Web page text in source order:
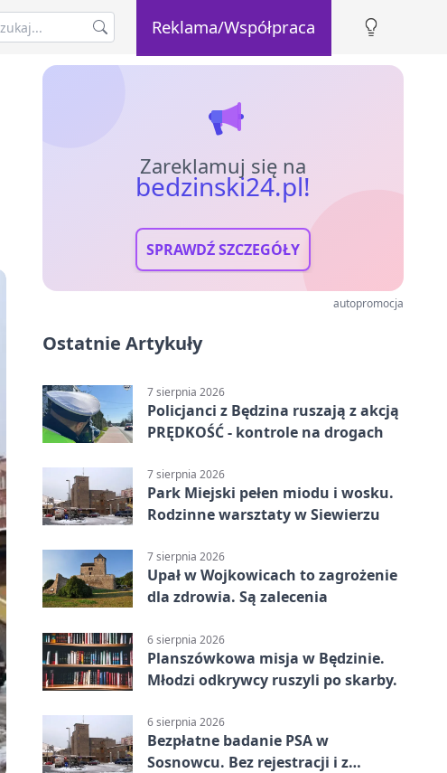
Reklama/Współpraca
Zareklamuj się na
bedzinski24.pl!
SPRAWDŹ SZCZEGÓŁY
autopromocja
Ostatnie Artykuły
7 sierpnia 2026
Policjanci z Będzina ruszają z akcją
PRĘDKOŚĆ - kontrole na drogach
7 sierpnia 2026
Park Miejski pełen miodu i wosku.
Rodzinne warsztaty w Siewierzu
7 sierpnia 2026
Upał w Wojkowicach to zagrożenie
dla zdrowia. Są zalecenia
6 sierpnia 2026
Planszówkowa misja w Będzinie.
Młodzi odkrywcy ruszyli po skarby.
6 sierpnia 2026
Bezpłatne badanie PSA w
Sosnowcu. Bez rejestracji i z